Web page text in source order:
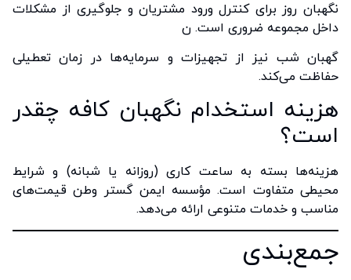
نگهبان روز برای کنترل ورود مشتریان و جلوگیری از مشکلات
داخل مجموعه ضروری است. ن
گهبان شب نیز از تجهیزات و سرمایه‌ها در زمان تعطیلی
حفاظت می‌کند.
هزینه استخدام نگهبان کافه چقدر
است؟
هزینه‌ها بسته به ساعت کاری (روزانه یا شبانه) و شرایط
محیطی متفاوت است. مؤسسه ایمن گستر وطن قیمت‌های
مناسب و خدمات متنوعی ارائه می‌دهد.
جمع‌بندی